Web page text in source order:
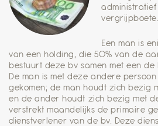
vergrijpboete.
Een man is
van een holding, die 50% van de
bestuurt deze bv samen met een
De man is met deze andere
gekomen; de man houdt zich bezig
en de ander houdt zich bezig met
verstrekt maandelijks de primaire
dienstverlener van de bv. Deze